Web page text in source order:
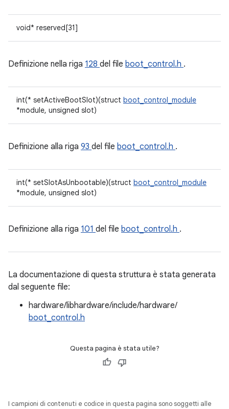
void* reserved[31]
Definizione nella riga 128 del file boot_control.h .
int(* setActiveBootSlot)(struct boot_control_module
*module, unsigned slot)
Definizione alla riga 93 del file boot_control.h .
int(* setSlotAsUnbootable)(struct boot_control_module
*module, unsigned slot)
Definizione alla riga 101 del file boot_control.h .
La documentazione di questa struttura è stata generata
dal seguente file:
hardware/libhardware/include/hardware/
boot_control.h
Questa pagina è stata utile?
I campioni di contenuti e codice in questa pagina sono soggetti alle